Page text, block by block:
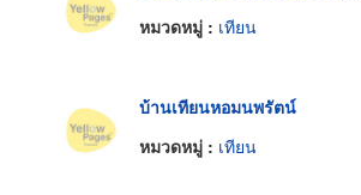
หมวดหมู่ : เทียน
บ้านเทียนหอมนพรัตน์
หมวดหมู่ : เทียน